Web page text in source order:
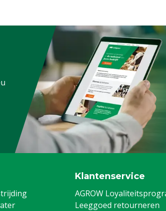
Klantenservice
AGROW
Leeggoed retourneren